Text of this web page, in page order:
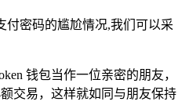
付密码的尴尬情况,我们可以采
钱包当作一位亲密的朋友，
交易，这样就如同与朋友保持